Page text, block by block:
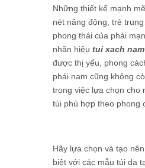
Những thiết kế mạnh
nét năng động, trẻ
phong thái của phái
nhãn hiệu tui xach nam
được thị yếu, phong
phái nam cũng không
trong việc lựa chọn cho
túi phù hợp theo phong
Hãy lựa chọn và tạo
biệt với các mẫu túi da